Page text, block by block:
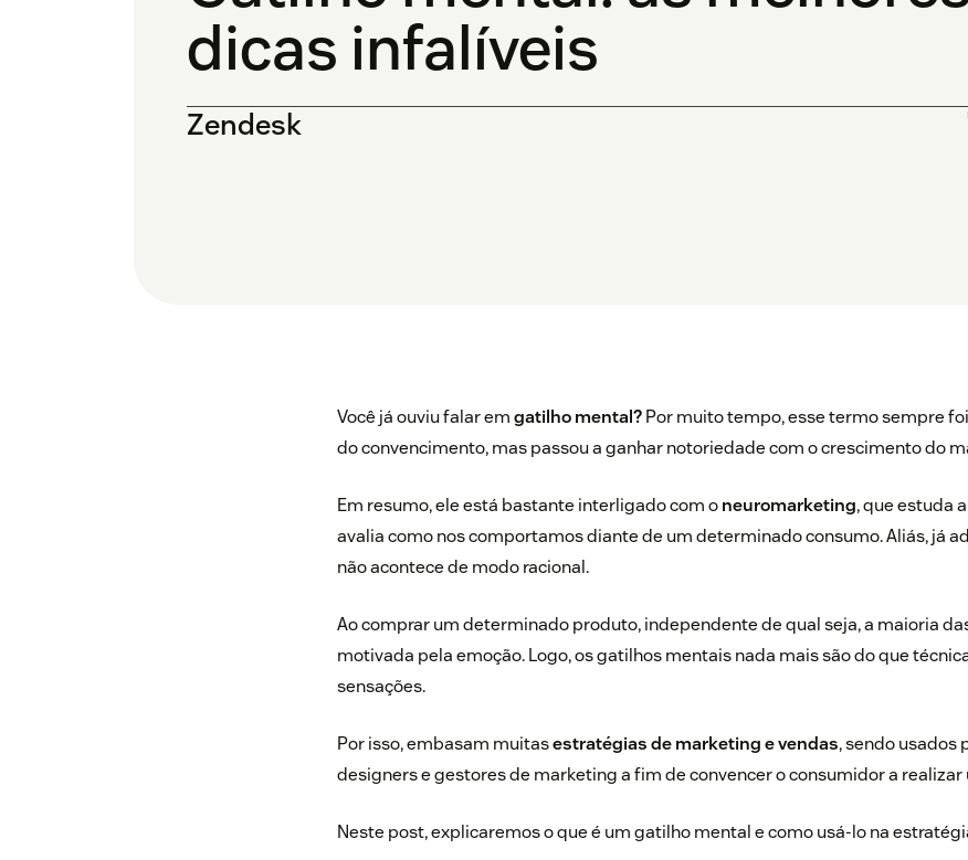
dicas infalíveis
Zendesk
Você já ouviu falar emgatilho mental?Por muito tempo, esse termo sempre
do convencimento, mas passou a ganhar notoriedade com o crescimento do
Em resumo, ele está bastante interligado com oneuromarketing, que estuda
avalia como nos comportamos diante de um determinado consumo. Aliás, já
não acontece de modo racional.
Ao comprar um determinado produto, independente de qual seja, a maioria
motivada pela emoção. Logo, os gatilhos mentais nada mais são do que
sensações.
Por isso, embasam muitasestratégias de marketing e vendas, sendo usados
designers e gestores de marketing a fim de convencer o consumidor a realizar
Neste post, explicaremos o que é um gatilho mental e como usá-lo na